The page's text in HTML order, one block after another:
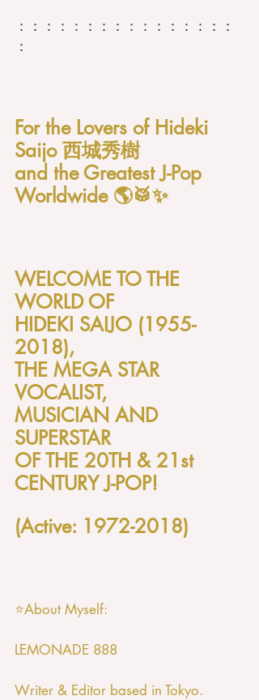
：：：：：：：：：：：：：：：：
：
For the Lovers of Hideki
Saijo 西城秀樹
and the Greatest J-Pop
Worldwide 🌎🥁✨
WELCOME TO THE
WORLD OF
HIDEKI SAIJO (1955-
2018),
THE MEGA STAR
VOCALIST,
MUSICIAN AND
SUPERSTAR
OF THE 20TH & 21st
CENTURY J-POP!
(Active: 1972-2018)
⭐️About Myself:
LEMONADE 888
Writer & Editor based in Tokyo.